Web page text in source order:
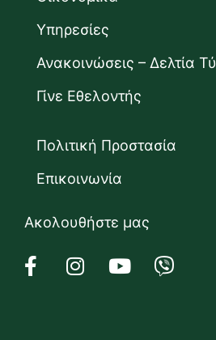
Υπηρεσίες
Ανακοινώσεις – Δελτία
Γίνε Εθελοντής
Πολιτική Προστασία
Επικοινωνία
Ακολουθήστε μας